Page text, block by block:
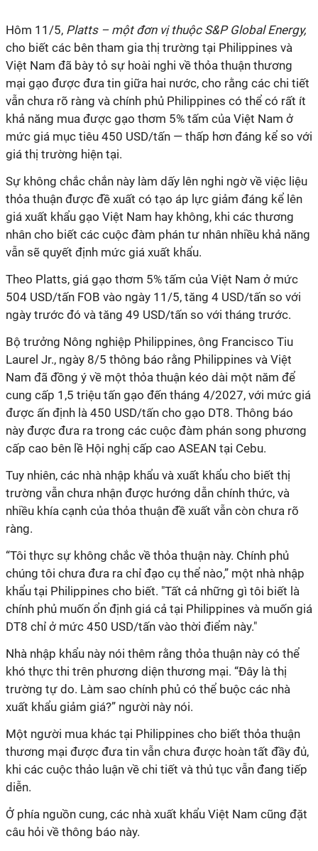
Hôm 11/5, Platts – một đơn vị thuộc S&P Global Energy,
cho biết các bên tham gia thị trường tại Philippines và
Việt Nam đã bày tỏ sự hoài nghi về thỏa thuận thương
mại gạo được đưa tin giữa hai nước, cho rằng các chi tiết
vẫn chưa rõ ràng và chính phủ Philippines có thể có rất ít
khả năng mua được gạo thơm 5% tấm của Việt Nam ở
mức giá mục tiêu 450 USD/tấn — thấp hơn đáng kể so với
giá thị trường hiện tại.
Sự không chắc chắn này làm dấy lên nghi ngờ về việc liệu
thỏa thuận được đề xuất có tạo áp lực giảm đáng kể lên
giá xuất khẩu gạo Việt Nam hay không, khi các thương
nhân cho biết các cuộc đàm phán tư nhân nhiều khả năng
vẫn sẽ quyết định mức giá xuất khẩu.
Theo Platts, giá gạo thơm 5% tấm của Việt Nam ở mức
504 USD/tấn FOB vào ngày 11/5, tăng 4 USD/tấn so với
ngày trước đó và tăng 49 USD/tấn so với tháng trước.
Bộ trưởng Nông nghiệp Philippines, ông Francisco Tiu
Laurel Jr., ngày 8/5 thông báo rằng Philippines và Việt
Nam đã đồng ý về một thỏa thuận kéo dài một năm để
cung cấp 1,5 triệu tấn gạo đến tháng 4/2027, với mức giá
được ấn định là 450 USD/tấn cho gạo DT8. Thông báo
này được đưa ra trong các cuộc đàm phán song phương
cấp cao bên lề Hội nghị cấp cao ASEAN tại Cebu.
Tuy nhiên, các nhà nhập khẩu và xuất khẩu cho biết thị
trường vẫn chưa nhận được hướng dẫn chính thức, và
nhiều khía cạnh của thỏa thuận đề xuất vẫn còn chưa rõ
ràng.
“Tôi thực sự không chắc về thỏa thuận này. Chính phủ
chúng tôi chưa đưa ra chỉ đạo cụ thể nào,” một nhà nhập
khẩu tại Philippines cho biết. "Tất cả những gì tôi biết là
chính phủ muốn ổn định giá cả tại Philippines và muốn giá
DT8 chỉ ở mức 450 USD/tấn vào thời điểm này."
Nhà nhập khẩu này nói thêm rằng thỏa thuận này có thể
khó thực thi trên phương diện thương mại. “Đây là thị
trường tự do. Làm sao chính phủ có thể buộc các nhà
xuất khẩu giảm giá?” người này nói.
Một người mua khác tại Philippines cho biết thỏa thuận
thương mại được đưa tin vẫn chưa được hoàn tất đầy đủ,
khi các cuộc thảo luận về chi tiết và thủ tục vẫn đang tiếp
diễn.
Ở phía nguồn cung, các nhà xuất khẩu Việt Nam cũng đặt
câu hỏi về thông báo này.